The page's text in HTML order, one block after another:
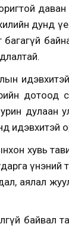
даван
дунд
багагүй
дотоод
дулаан
идэвхитэй
хувь
аялал
байвал